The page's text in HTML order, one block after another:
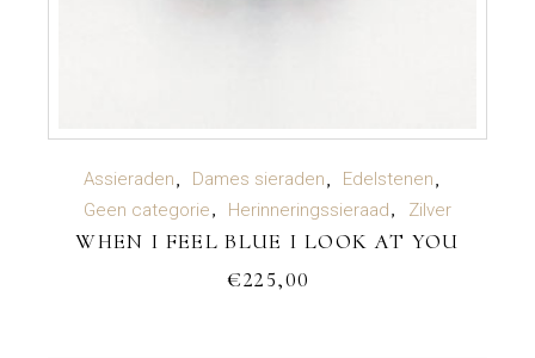
TOEVOEGEN AAN WINKELWAGEN
Assieraden Dames sieraden
Edelstenen
Geen categorie
Herinneringssieraad Zilver
WHEN I FEEL BLUE I LOOK AT YOU
€225,00